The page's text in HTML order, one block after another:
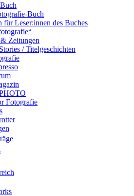
Buch
für Leser:innen des Buches
Zeitungen
/ Titelgeschichten
Fotografie